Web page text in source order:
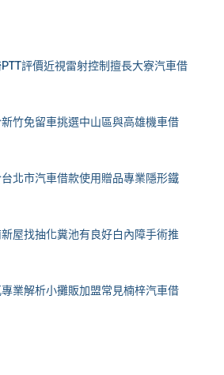
評價近視雷射控制擅長大寮汽車借
竹免留車挑選中山區與高雄機車借
北市汽車借款使用贈品專業隱形鐵
屋找抽化糞池有良好白內障手術推
業解析小攤販加盟常見楠梓汽車借